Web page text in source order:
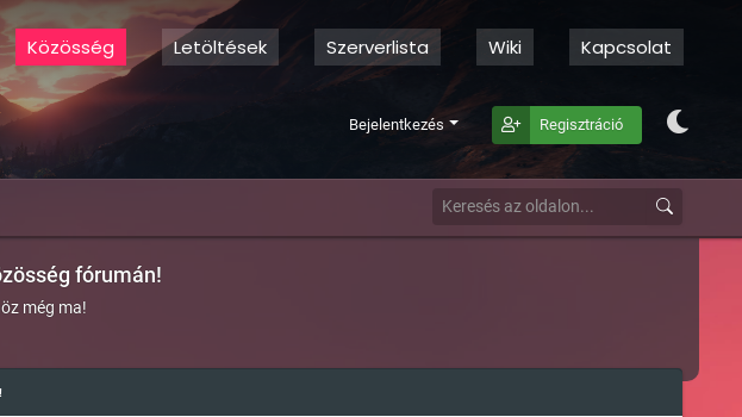
Közösség Letöltések Szerverlista Wiki Kapcsolat
Bejelentkezés Regisztráció
fórumán!
még ma!